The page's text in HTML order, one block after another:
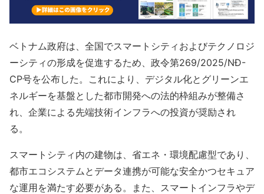
ベトナム政府は、全国でスマートシティおよびテクノロジ
ーシティの形成を促進するため、政令第269/2025/NĐ-
CP号を公布した。これにより、デジタル化とグリーンエ
ネルギーを基盤とした都市開発への法的枠組みが整備さ
れ、企業による先端技術インフラへの投資が奨励され
る。
スマートシティ内の建物は、省エネ・環境配慮型であり、
都市エコシステムとデータ連携が可能な安全かつセキュア
な運用を満たす必要がある。また、スマートインフラやデ